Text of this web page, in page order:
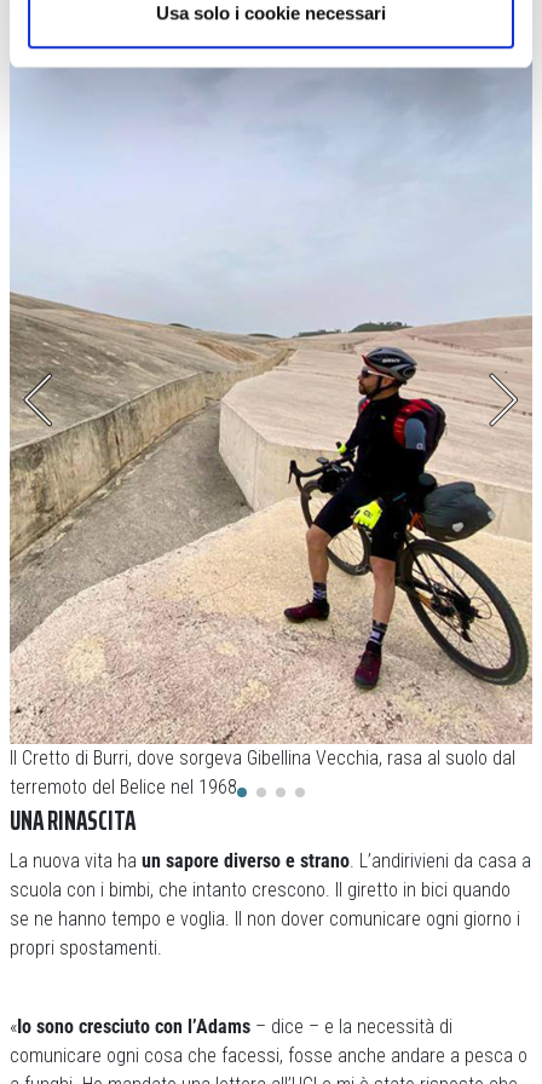
Usa solo i cookie necessari
Il ciclismo è il mondo in cui continuerò a vivere
Il Cretto di Burri, dove sorgeva Gibellina Vecchia, rasa al suolo dal
terremoto del Belice nel 1968
UNA RINASCITA
La nuova vita ha un sapore diverso e strano. L’andirivieni da casa a
scuola con i bimbi, che intanto crescono. Il giretto in bici quando
se ne hanno tempo e voglia. Il non dover comunicare ogni giorno i
propri spostamenti.
«Io sono cresciuto con l’Adams – dice – e la necessità di
comunicare ogni cosa che facessi, fosse anche andare a pesca o